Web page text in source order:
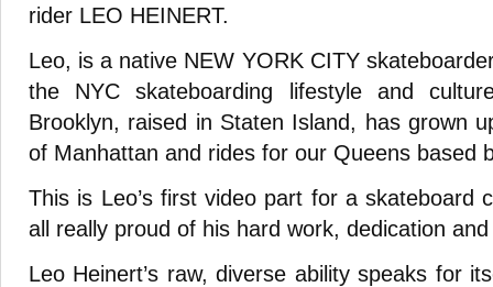
rider LEO HEINERT.
Leo, is a native NEW YORK CITY
the NYC skateboarding lifestyle and
Brooklyn, raised in Staten Island, has grown
of Manhattan and rides for our Queens based
This is Leo’s first video part for a skateboard
all really proud of his hard work, dedication
Leo Heinert’s raw, diverse ability speaks for